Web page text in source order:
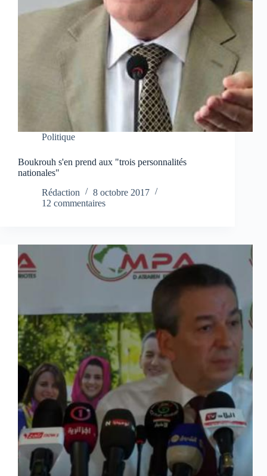
Politique
Boukrouh s'en prend aux "trois personnalités
nationales"
Rédaction
8 octobre 2017
12 commentaires